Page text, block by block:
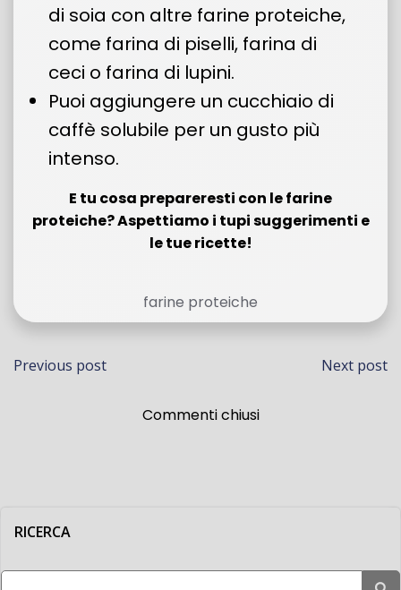
di soia con altre farine proteiche,
come farina di piselli, farina di
ceci o farina di lupini.
Puoi aggiungere un cucchiaio di
caffè solubile per un gusto più
intenso.
E tu cosa prepareresti con le farine
proteiche? Aspettiamo i tupi suggerimenti e
le tue ricette!
farine proteiche
Navigazione
Previous post Next post
Commenti chiusi
RICERCA
Search